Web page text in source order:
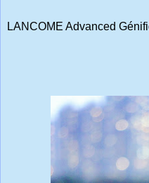
LANCOME Advanced